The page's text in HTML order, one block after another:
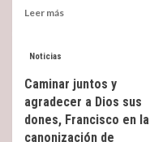
Leer más
que
han
perdido
su
Noticias
Caminar juntos y
agradecer a Dios sus
dones, Francisco en la
canonización de